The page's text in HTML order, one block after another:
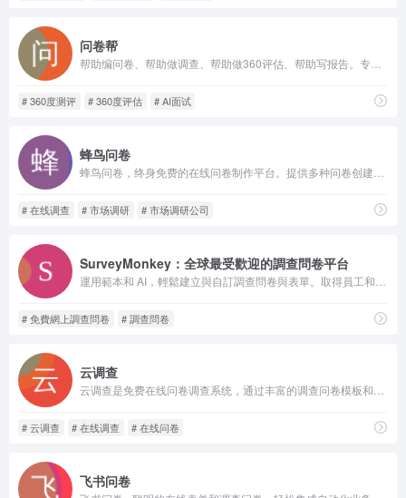
问卷帮
# 360度测评 # 360度评估 # AI面试
蜂鸟问卷
# 在线调查 # 市场调研 # 市场调研公司
SurveyMonkey：全球最受歡迎的調查問卷平台
# 免費網上調查問卷 # 調查問卷
云调查
# 云调查 # 在线调查 # 在线问卷
飞书问卷